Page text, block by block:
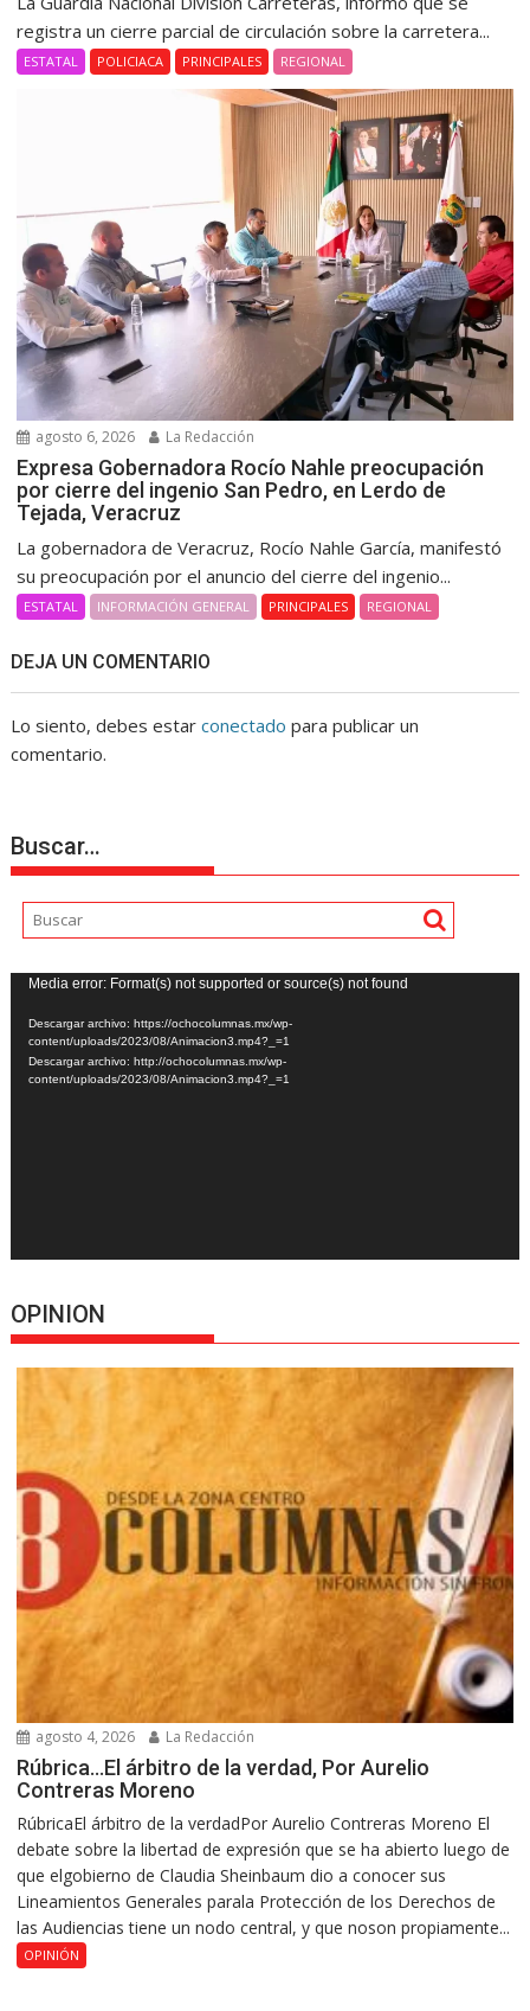
registra un cierre parcial de circulación sobre la carretera...
ESTATAL POLICIACA PRINCIPALES REGIONAL
agosto 6, 2026 La Redacción
Expresa Gobernadora Rocío Nahle preocupación
por cierre del ingenio San Pedro, en Lerdo de
Tejada, Veracruz
La gobernadora de Veracruz, Rocío Nahle García, manifestó
su preocupación por el anuncio del cierre del ingenio...
ESTATAL INFORMACIÓN GENERAL PRINCIPALES REGIONAL
DEJA UN COMENTARIO
Lo siento, debes estarconectado para publicar un
comentario.
Buscar…
Reproductor
de
vídeo
Media error: Format(s) not supported or source(s) not found
Descargar archivo: https://ochocolumnas.mx/wp-
content/uploads/2023/08/Animacion3.mp4?_=1
Descargar archivo: http://ochocolumnas.mx/wp-
content/uploads/2023/08/Animacion3.mp4?_=1
OPINION
agosto 4, 2026 La Redacción
Rúbrica…El árbitro de la verdad, Por Aurelio
Contreras Moreno
RúbricaEl árbitro de la verdadPor Aurelio Contreras Moreno El
debate sobre la libertad de expresión que se ha abierto luego de
que elgobierno de Claudia Sheinbaum dio a conocer sus
Lineamientos Generales parala Protección de los Derechos de
las Audiencias tiene un nodo central, y que noson propiamente...
OPINIÓN